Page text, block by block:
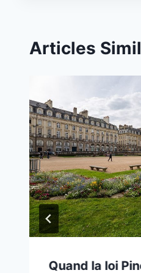
Articles
Quand la loi